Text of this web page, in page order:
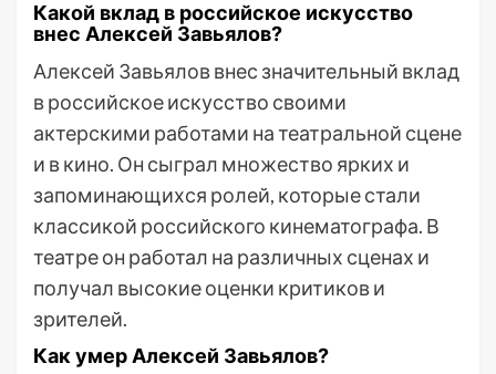
Какой вклад в российское искусство
внес Алексей Завьялов?
Алексей Завьялов внес значительный вклад
в российское искусство своими
актерскими работами на театральной сцене
и в кино. Он сыграл множество ярких и
запоминающихся ролей, которые стали
классикой российского кинематографа. В
театре он работал на различных сценах и
получал высокие оценки критиков и
зрителей.
Как умер Алексей Завьялов?